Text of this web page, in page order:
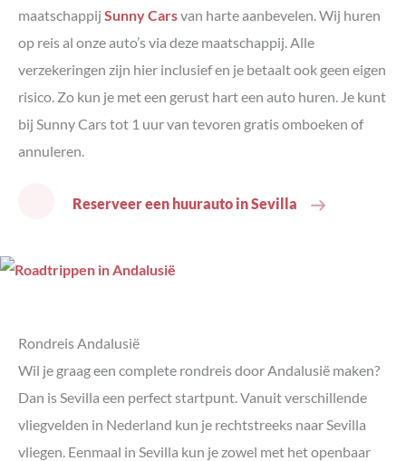
maatschappij Sunny Carsvan harte aanbevelen. Wij huren
op reis al onze auto’s via deze maatschappij. Alle
verzekeringen zijn hier inclusief en je betaalt ook geen eigen
risico. Zo kun je met een gerust hart een auto huren. Je kunt
bij Sunny Cars tot 1 uur van tevoren gratis omboeken of
annuleren.
Reserveer een huurauto in Sevilla
Rondreis Andalusië
Wil je graag een complete rondreis door Andalusië maken?
Dan is Sevilla een perfect startpunt. Vanuit verschillende
vliegvelden in Nederland kun je rechtstreeks naar Sevilla
vliegen. Eenmaal in Sevilla kun je zowel met het openbaar